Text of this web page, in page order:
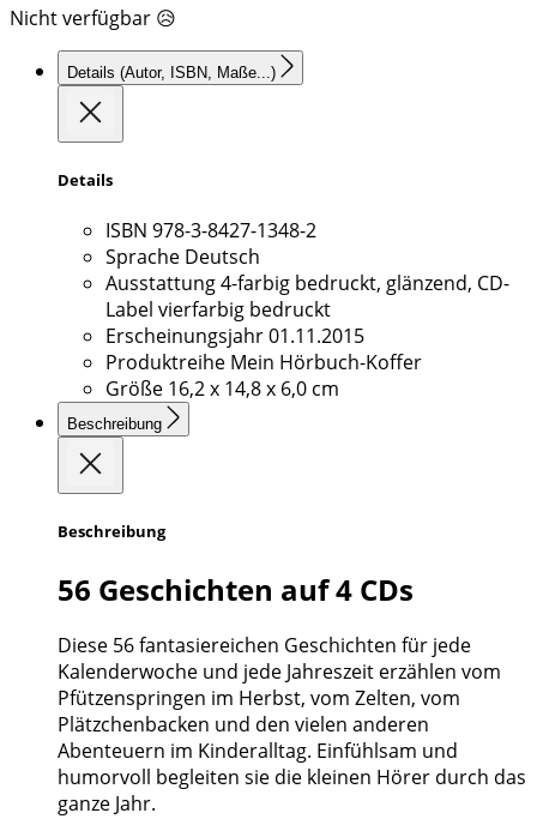
Nicht verfügbar 😥
Details (Autor, ISBN, Maße...)
Details
ISBN 978-3-8427-1348-2
Sprache Deutsch
Ausstattung4-farbig bedruckt, glänzend, CD-
Label vierfarbig bedruckt
Erscheinungsjahr01.11.2015
Produktreihe Mein Hörbuch-Koffer
Größe 16,2 x 14,8 x 6,0 cm
Beschreibung
Beschreibung
56 Geschichten auf 4 CDs
Diese 56 fantasiereichen Geschichten für jede
Kalenderwoche und jede Jahreszeit erzählen vom
Pfützenspringen im Herbst, vom Zelten, vom
Plätzchenbacken und den vielen anderen
Abenteuern im Kinderalltag. Einfühlsam und
humorvoll begleiten sie die kleinen Hörer durch das
ganze Jahr.